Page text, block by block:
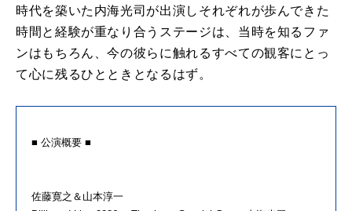
時代を築いた内海光司が出演しそれぞれが歩んできた
時間と経験が重なり合うステージは、当時を知るファ
ンはもちろん、今の彼らに触れるすべての観客にとっ
て心に残るひとときとなるはず。
■ 公演概要 ■
佐藤寛之＆山本淳一